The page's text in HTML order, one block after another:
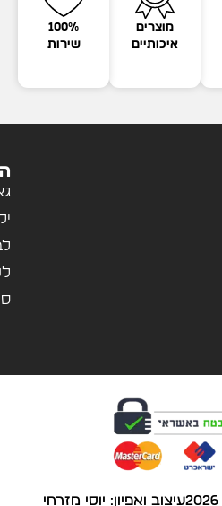
מוצרים
איכותיים
100%
שירות
עיצוב ואפיון: יוסי מזרחי